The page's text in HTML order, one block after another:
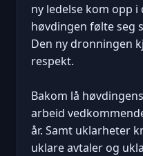
ny ledelse kom opp i
høvdingen følte seg
Den ny dronningen
respekt.
Bakom lå
arbeid
år. Samt uklarheter
uklare avtaler og